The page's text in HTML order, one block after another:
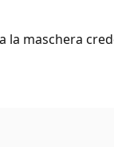
maschera